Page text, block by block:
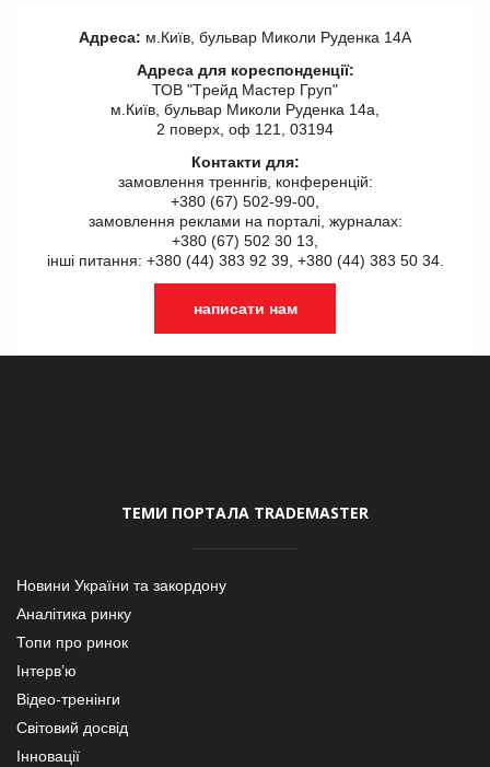
Адреса: м.Київ, бульвар Миколи Руденка 14А
Адреса для кореспонденції:
ТОВ "Tрейд Мастер Груп"
м.Київ, бульвар Миколи Руденка 14а,
2 поверх, оф 121, 03194
Контакти для:
замовлення треннгів, конференцій:
+380 (67) 502-99-00,
замовлення реклами на порталі, журналах:
+380 (67) 502 30 13,
інші питання: +380 (44) 383 92 39, +380 (44) 383 50 34.
написати нам
ТЕМИ ПОРТАЛА TRADEMASTER
Новини України та закордону
Аналітика ринку
Топи про ринок
Інтерв’ю
Відео-тренінги
Світовий досвід
Інновації